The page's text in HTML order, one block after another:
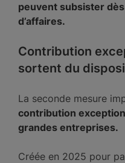
peuvent subsister
d’affaires.
Contribution
sortent du
La seconde mesure
contribution
grandes entreprises.
Créée en 2025 pour